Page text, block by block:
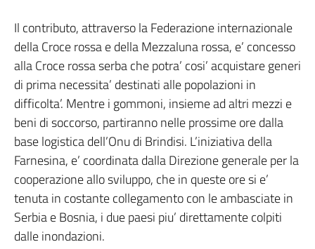
Il contributo, attraverso la Federazione internazionale
della Croce rossa e della Mezzaluna rossa, e’ concesso
alla Croce rossa serba che potra’ cosi’ acquistare generi
di prima necessita’ destinati alle popolazioni in
difficolta’. Mentre i gommoni, insieme ad altri mezzi e
beni di soccorso, partiranno nelle prossime ore dalla
base logistica dell’Onu di Brindisi. L’iniziativa della
Farnesina, e’ coordinata dalla Direzione generale per la
cooperazione allo sviluppo, che in queste ore si e’
tenuta in costante collegamento con le ambasciate in
Serbia e Bosnia, i due paesi piu’ direttamente colpiti
dalle inondazioni.